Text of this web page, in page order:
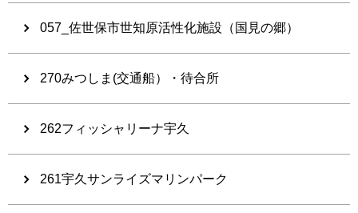
057_佐世保市世知原活性化施設（国見の郷）
270みつしま(交通船）・待合所
262フィッシャリーナ宇久
261宇久サンライズマリンパーク